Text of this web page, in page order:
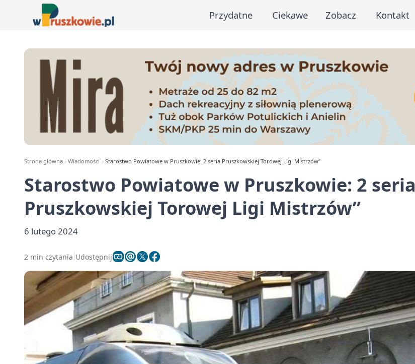
Przydatne Ciekawe Zobacz Kontakt
Strona główna Wiadomości Starostwo Powiatowe w Pruszkowie: 2 seria Pruszkowskiej Torowej Ligi Mistrzów”
Starostwo Powiatowe w Pruszkowie: 2 seria
Pruszkowskiej Torowej Ligi Mistrzów”
6 lutego 2024
2 min czytania Udostępnij